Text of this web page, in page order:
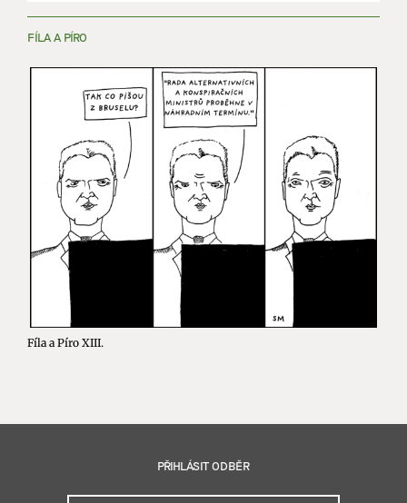
FÍLA A PÍRO
Fíla a Píro XIII.
PŘIHLÁSIT ODBĚR